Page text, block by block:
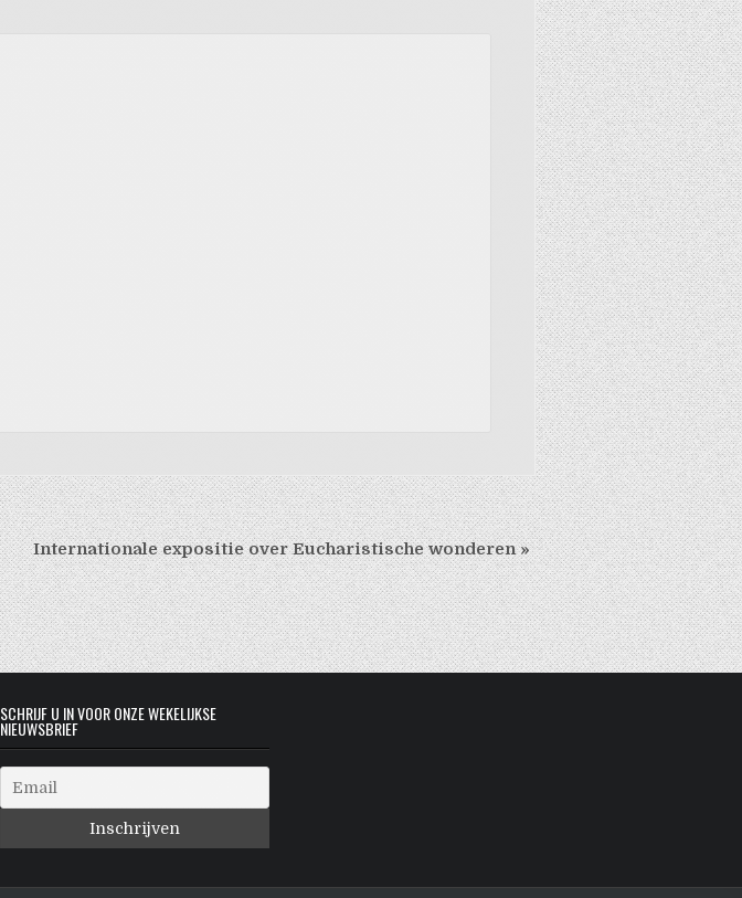
Internationale expositie over Eucharistische wonderen»
SCHRIJF U IN VOOR ONZE WEKELIJKSE
NIEUWSBRIEF